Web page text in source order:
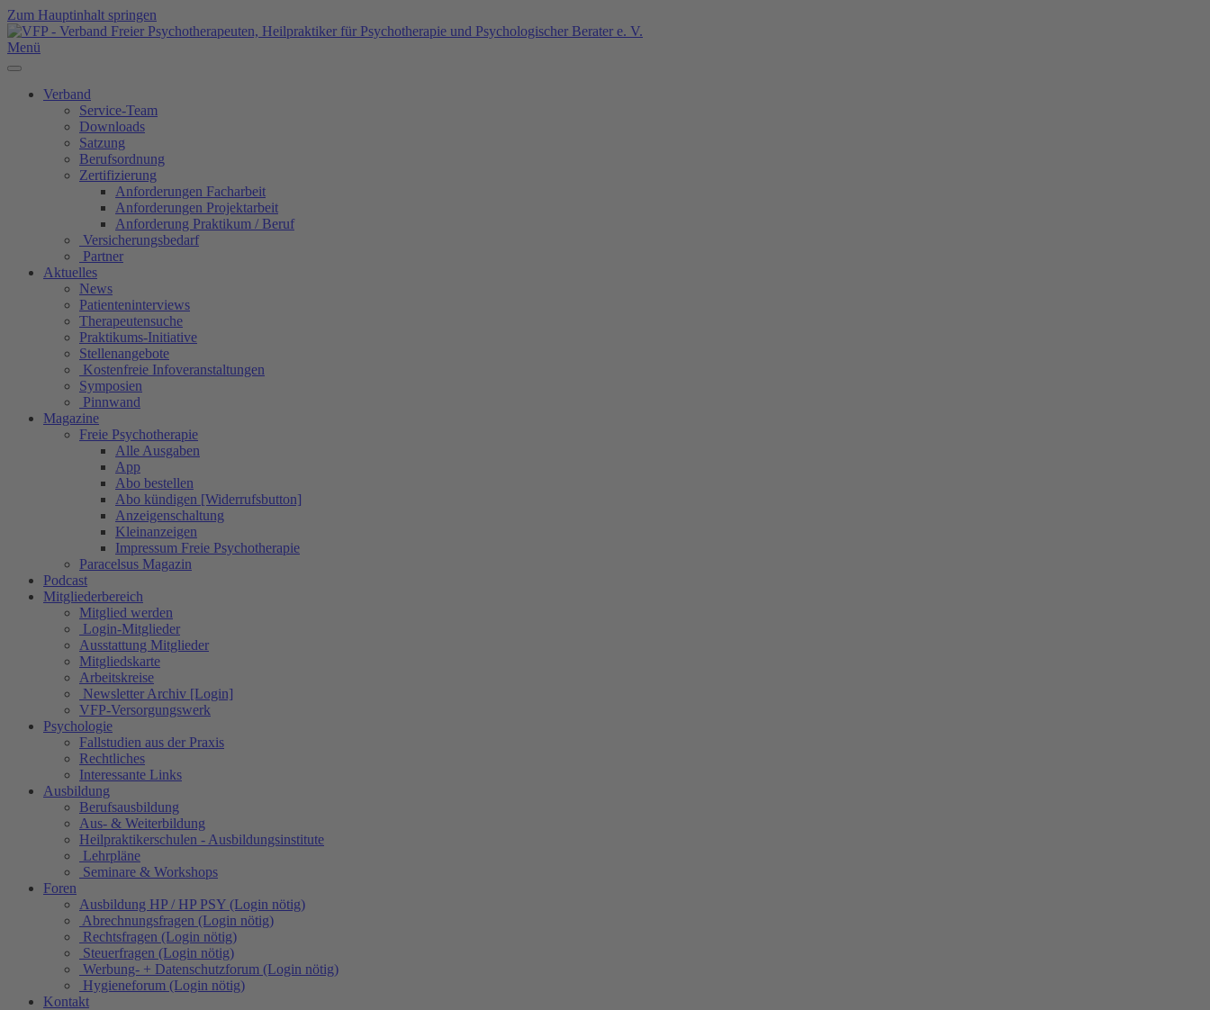
Zum Hauptinhalt springen
Menü
Verband
Service-Team
Downloads
Satzung
Berufsordnung
Zertifizierung
Anforderungen Facharbeit
Anforderungen Projektarbeit
Anforderung Praktikum / Beruf
Versicherungsbedarf
Partner
Aktuelles
News
Patienteninterviews
Therapeutensuche
Praktikums-Initiative
Stellenangebote
Kostenfreie Infoveranstaltungen
Symposien
Pinnwand
Magazine
Freie Psychotherapie
Alle Ausgaben
App
Abo bestellen
Abo kündigen [Widerrufsbutton]
Anzeigenschaltung
Kleinanzeigen
Impressum Freie Psychotherapie
Paracelsus Magazin
Podcast
Mitgliederbereich
Mitglied werden
Login-Mitglieder
Ausstattung Mitglieder
Mitgliedskarte
Arbeitskreise
Newsletter Archiv [Login]
VFP-Versorgungswerk
Psychologie
Fallstudien aus der Praxis
Rechtliches
Interessante Links
Ausbildung
Berufsausbildung
Aus- & Weiterbildung
Heilpraktikerschulen - Ausbildungsinstitute
Lehrpläne
Seminare & Workshops
Foren
Ausbildung HP / HP PSY (Login nötig)
Abrechnungsfragen (Login nötig)
Rechtsfragen (Login nötig)
Steuerfragen (Login nötig)
Werbung- + Datenschutzforum (Login nötig)
Hygieneforum (Login nötig)
Kontakt